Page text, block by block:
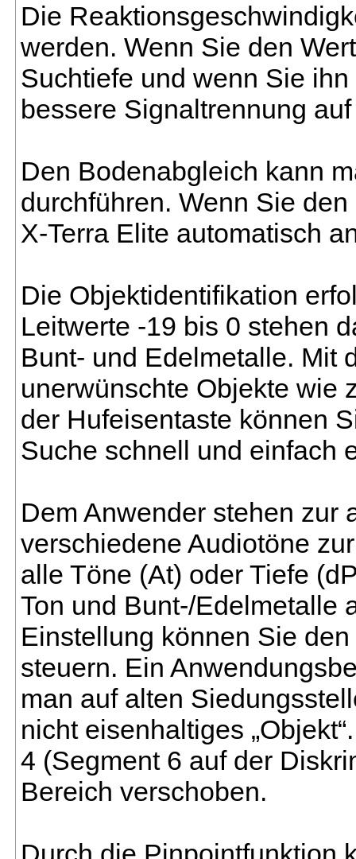
Die
werden. Wenn Sie den
Suchtiefe und wenn Sie
bessere Signaltrennung
Den Bodenabgleich kann
durchführen. Wenn Sie
X-Terra Elite automatisch
Die Objektidentifikation
Leitwerte -19 bis 0 stehen
Bunt- und Edelmetalle. Mit
unerwünschte Objekte wie
der Hufeisentaste können
Suche schnell und einfach
Dem Anwender stehen zur
verschiedene Audiotöne
alle Töne (At) oder Tiefe
Ton und Bunt-/Edelmetalle
Einstellung können Sie
steuern. Ein
man auf alten
nicht eisenhaltiges
4 (Segment 6 auf der
Bereich verschoben.